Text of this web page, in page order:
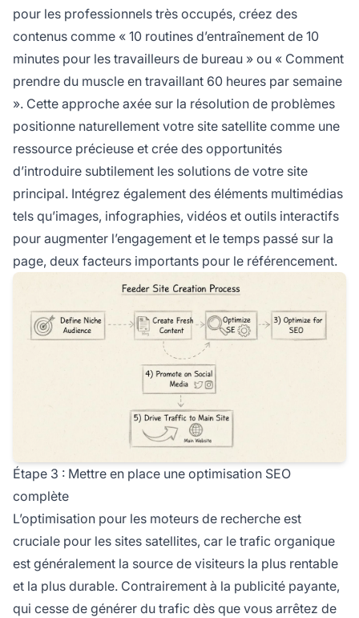
pour les professionnels très occupés, créez des
contenus comme « 10 routines d’entraînement de 10
minutes pour les travailleurs de bureau » ou « Comment
prendre du muscle en travaillant 60 heures par semaine
». Cette approche axée sur la résolution de problèmes
positionne naturellement votre site satellite comme une
ressource précieuse et crée des opportunités
d’introduire subtilement les solutions de votre site
principal. Intégrez également des éléments multimédias
tels qu’images, infographies, vidéos et outils interactifs
pour augmenter l’engagement et le temps passé sur la
page, deux facteurs importants pour le référencement.
Étape 3 : Mettre en place une optimisation SEO
complète
L’optimisation pour les moteurs de recherche est
cruciale pour les sites satellites, car le trafic organique
est généralement la source de visiteurs la plus rentable
et la plus durable. Contrairement à la publicité payante,
qui cesse de générer du trafic dès que vous arrêtez de